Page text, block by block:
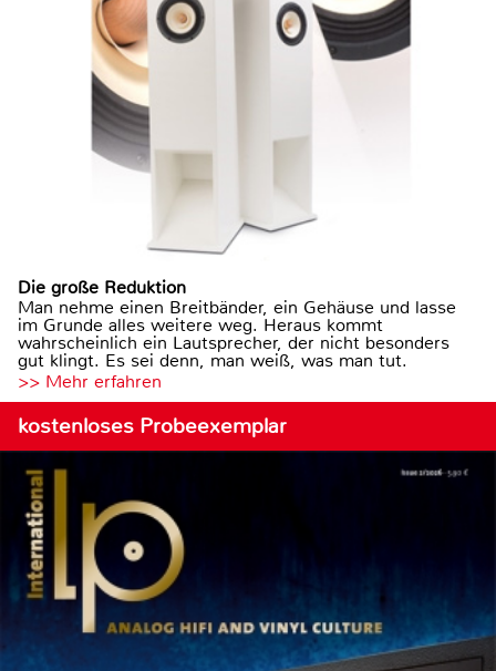
Die große Reduktion
Man nehme einen Breitbänder, ein Gehäuse und lasse
im Grunde alles weitere weg. Heraus kommt
wahrscheinlich ein Lautsprecher, der nicht besonders
gut klingt. Es sei denn, man weiß, was man tut.
>> Mehr erfahren
kostenloses Probeexemplar